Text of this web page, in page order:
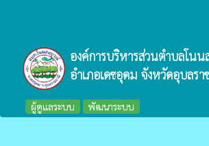
องค์การบริหารส่วนตำบลโน
อำเภอเดชอุดม จังหวัดอุบลรา
ผู้ดูแลระบบ พัฒนาระบบ